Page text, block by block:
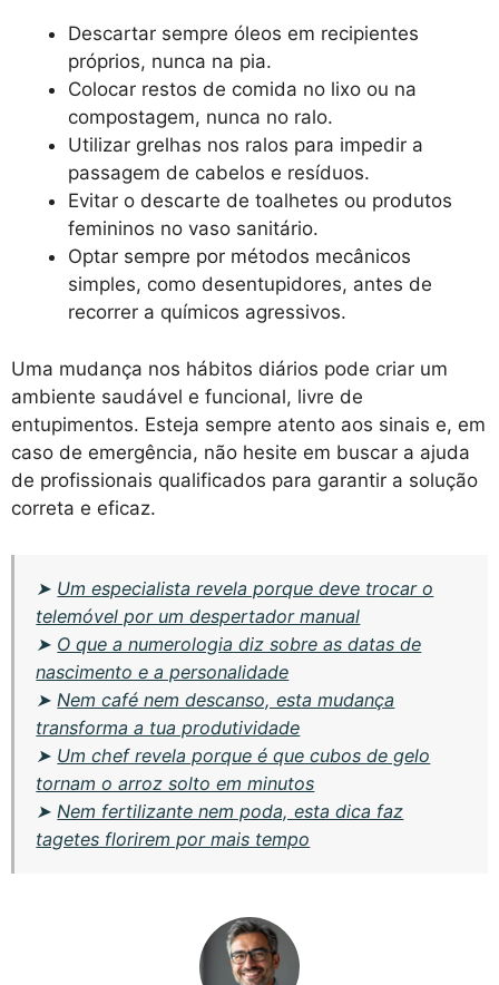
Descartar sempre óleos em recipientes
próprios, nunca na pia.
Colocar restos de comida no lixo ou na
compostagem, nunca no ralo.
Utilizar grelhas nos ralos para impedir a
passagem de cabelos e resíduos.
Evitar o descarte de toalhetes ou produtos
femininos no vaso sanitário.
Optar sempre por métodos mecânicos
simples, como desentupidores, antes de
recorrer a químicos agressivos.
Uma mudança nos hábitos diários pode criar um
ambiente saudável e funcional, livre de
entupimentos. Esteja sempre atento aos sinais e, em
caso de emergência, não hesite em buscar a ajuda
de profissionais qualificados para garantir a solução
correta e eficaz.
➤ Um especialista revela porque deve trocar o
telemóvel por um despertador manual
➤ O que a numerologia diz sobre as datas de
nascimento e a personalidade
➤ Nem café nem descanso, esta mudança
transforma a tua produtividade
➤ Um chef revela porque é que cubos de gelo
tornam o arroz solto em minutos
➤ Nem fertilizante nem poda, esta dica faz
tagetes florirem por mais tempo